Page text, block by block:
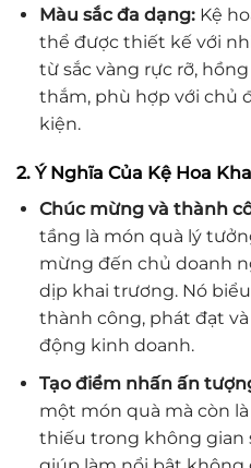
Màu sắc đa dạng:Kệ
thể được thiết kế với
từ sắc vàng rực rỡ,
thắm, phù hợp với chủ
kiện.
2. Ý Nghĩa Của Kệ Hoa
Chúc mừng và thành
tầng là món quà lý
mừng đến chủ doanh
dịp khai trương. Nó
thành công, phát đạt
động kinh doanh.
Tạo điểm nhấn ấn
một món quà mà còn
thiếu trong không gian